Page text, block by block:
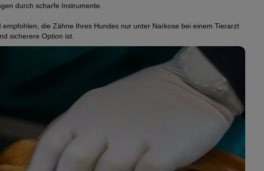
durch scharfe Instrumente.
die Zähne Ihres Hundes nur unter Narkose bei einem Tierarzt
sicherere Option ist.